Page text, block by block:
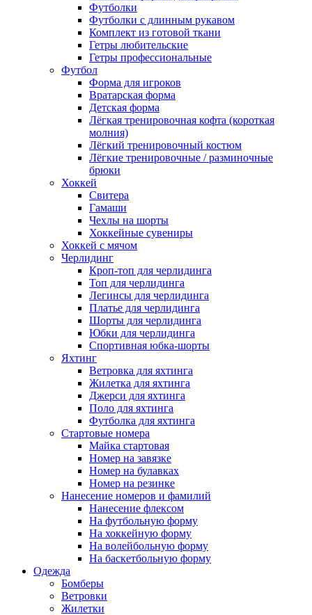
Футболки
Футболки с длинным рукавом
Комплект из готовой ткани
Гетры любительские
Гетры профессиональные
Футбол
Форма для игроков
Вратарская форма
Детская форма
Лёгкая тренировочная кофта (короткая
молния)
Лёгкий тренировочный костюм
Лёгкие тренировочные / разминочные
брюки
Хоккей
Свитера
Гамаши
Чехлы на шорты
Хоккейные сувениры
Хоккей с мячом
Черлидинг
Кроп-топ для черлидинга
Топ для черлидинга
Легинсы для черлидинга
Платье для черлидинга
Шорты для черлидинга
Юбки для черлидинга
Спортивная юбка-шорты
Яхтинг
Ветровка для яхтинга
Жилетка для яхтинга
Джерси для яхтинга
Поло для яхтинга
Футболка для яхтинга
Стартовые номера
Майка стартовая
Номер на завязке
Номер на булавках
Номер на резинке
Нанесение номеров и фамилий
Нанесение флексом
На футбольную форму
На хоккейную форму
На волейбольную форму
На баскетбольную форму
Одежда
Бомберы
Ветровки
Жилетки